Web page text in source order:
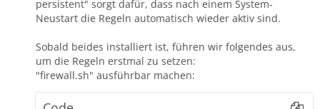
persistent" sorgt dafür, dass nach einem System-
Neustart die Regeln automatisch wieder aktiv sind.
Sobald beides installiert ist, führen wir folgendes aus,
um die Regeln erstmal zu setzen:
"firewall.sh" ausführbar machen: